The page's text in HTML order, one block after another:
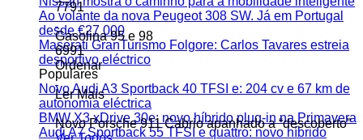
Ao volante da nova Peugeot 308 SW. Já em Portugal
desde €27 000
Maserati GranTurismo Folgore: Carlos Tavares estreia
desportivo eléctrico
Populares
Novo Audi A3 Sportback 40 TFSI e: 204 cv e 67 km de
autonomia eléctrica
BMW X3 xDrive 30e: novo híbrido plug-in na Primavera
Audi A7 Sportback 55 TFSI e quattro: novo híbrido
7791
Gasolina 95 e 98
6991
Ordenar
Ler Mais
Novo Porsche 911 Cabrio apanhado a “descoberto”